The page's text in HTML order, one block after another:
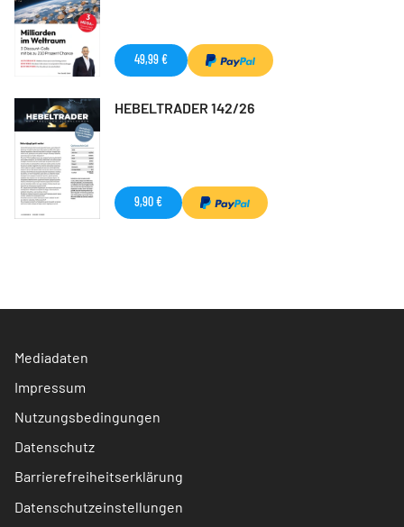
49,99 €
HEBELTRADER 142/26
9,90 €
Mediadaten
Impressum
Nutzungsbedingungen
Datenschutz
Barrierefreiheitserklärung
Datenschutzeinstellungen